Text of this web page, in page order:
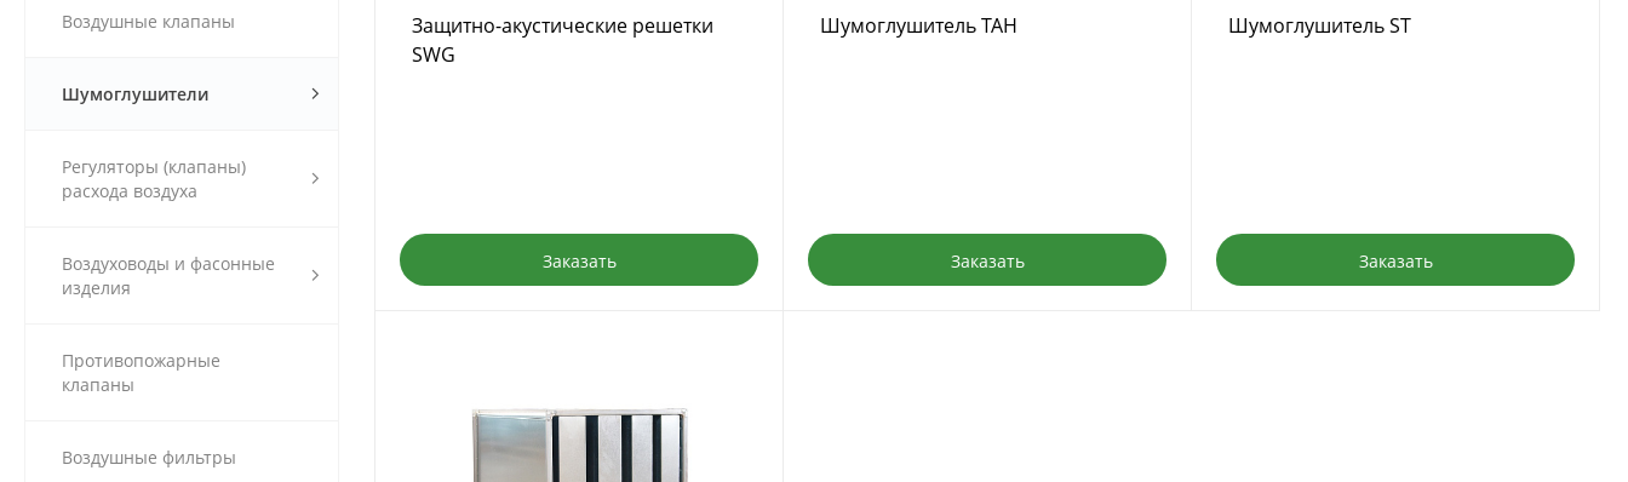
Воздушные клапаны
Шумоглушители
Регуляторы (клапаны)
расхода воздуха
Воздуховоды и фасонные
изделия
Противопожарные
клапаны
Воздушные фильтры
Защитно-акустические решетки
SWG
Заказать
Шумоглушитель TAH
Заказать
Шумоглушитель ST
Заказать